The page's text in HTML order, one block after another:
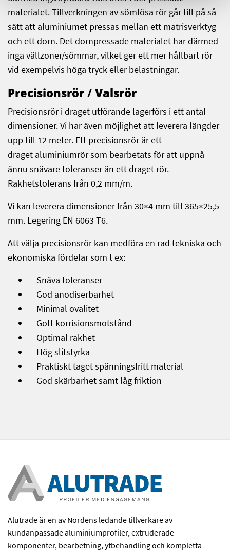
materialet. Tillverkningen av sömlösa rör går till på så
sätt att aluminiumet pressas mellan ett matrisverktyg
och ett dorn. Det dornpressade materialet har därmed
inga vällzoner/sömmar, vilket ger ett mer hållbart rör
vid exempelvis höga tryck eller belastningar.
Precisionsrör / Valsrör
Precisionsrör i draget utförande lagerförs i ett antal
dimensioner. Vi har även möjlighet att leverera längder
upp till 12 meter. Ett precisionsrör är ett
draget aluminiumrör som bearbetats för att uppnå
ännu snävare toleranser än ett draget rör.
Rakhetstolerans från 0,2 mm/m.
Vi kan leverera dimensioner från 30×4 mm till 365×25,5
mm. Legering EN 6063 T6.
Att välja precisionsrör kan medföra en rad tekniska och
ekonomiska fördelar som t ex:
Snäva toleranser
God anodiserbarhet
Minimal ovalitet
Gott korrisionsmotstånd
Optimal rakhet
Hög slitstyrka
Praktiskt taget spänningsfritt material
God skärbarhet samt låg friktion
Alutrade är en av Nordens ledande tillverkare av
kundanpassade aluminiumprofiler, extruderade
komponenter, bearbetning, ytbehandling och kompletta